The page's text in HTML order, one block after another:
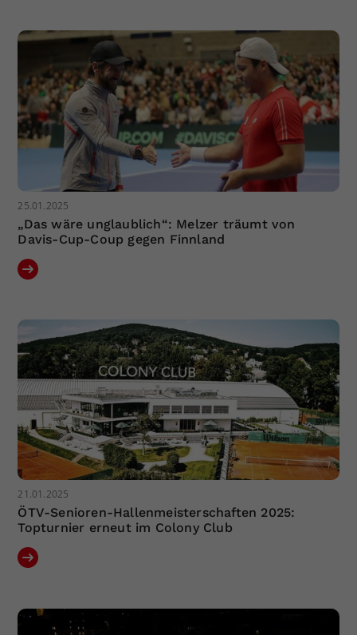
25.01.2025
„Das wäre unglaublich“: Melzer träumt von
Davis-Cup-Coup gegen Finnland
21.01.2025
ÖTV-Senioren-Hallenmeisterschaften 2025:
Topturnier erneut im Colony Club
Zweck
Einstellungen. Unter anderem eine
zufällig generierte ID, für die
historische Speicherung Ihrer
vorgenommen Einstellungen, falls der
Webseiten-Betreiber dies eingestellt
hat.